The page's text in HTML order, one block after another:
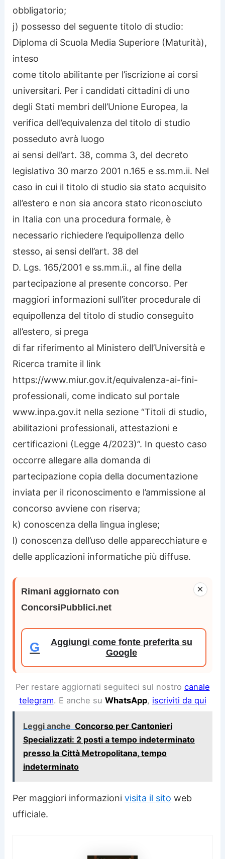
obbligatorio;
j) possesso del seguente titolo di studio:
Diploma di Scuola Media Superiore (Maturità),
inteso
come titolo abilitante per l’iscrizione ai corsi
universitari. Per i candidati cittadini di uno
degli Stati membri dell’Unione Europea, la
verifica dell’equivalenza del titolo di studio
posseduto avrà luogo
ai sensi dell’art. 38, comma 3, del decreto
legislativo 30 marzo 2001 n.165 e ss.mm.ii. Nel
caso in cui il titolo di studio sia stato acquisito
all’estero e non sia ancora stato riconosciuto
in Italia con una procedura formale, è
necessario richiedere l’equipollenza dello
stesso, ai sensi dell’art. 38 del
D. Lgs. 165/2001 e ss.mm.ii., al fine della
partecipazione al presente concorso. Per
maggiori informazioni sull’iter procedurale di
equipollenza del titolo di studio conseguito
all’estero, si prega
di far riferimento al Ministero dell’Università e
Ricerca tramite il link
https://www.miur.gov.it/equivalenza-ai-fini-
professionali, come indicato sul portale
www.inpa.gov.it nella sezione “Titoli di studio,
abilitazioni professionali, attestazioni e
certificazioni (Legge 4/2023)”. In questo caso
occorre allegare alla domanda di
partecipazione copia della documentazione
inviata per il riconoscimento e l’ammissione al
concorso avviene con riserva;
k) conoscenza della lingua inglese;
l) conoscenza dell’uso delle apparecchiature e
delle applicazioni informatiche più diffuse.
×
Rimani aggiornato con
ConcorsiPubblici.net
G
Aggiungi come fonte preferita su
Google
Per restare aggiornati seguiteci sul nostro canale
telegram. E anche su WhatsApp, iscriviti da qui
Leggi anche Concorso per Cantonieri
Specializzati: 2 posti a tempo indeterminato
presso la Città Metropolitana, tempo
indeterminato
Per maggiori informazionivisita il sito web
ufficiale.